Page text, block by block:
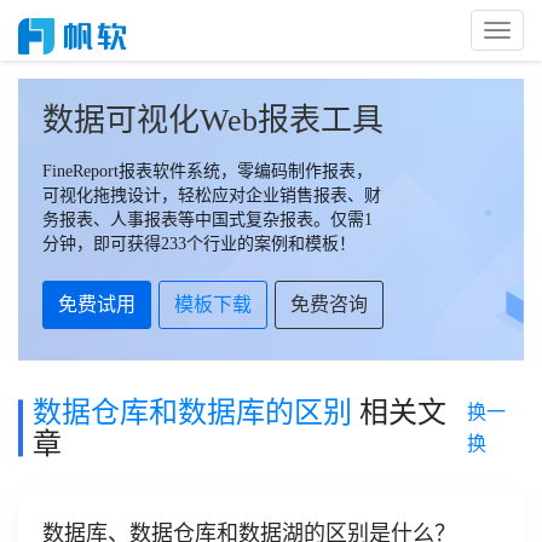
Toggle
数据可视化Web报表工具
FineReport报表软件系统，零编码制作报表，
可视化拖拽设计，轻松应对企业销售报表、财
务报表、人事报表等中国式复杂报表。仅需1
分钟，即可获得233个行业的案例和模板！
免费试用 模板下载 免费咨询
数据仓库和数据库的区别 相关文
章
换一
换
数据库、数据仓库和数据湖的区别是什么？